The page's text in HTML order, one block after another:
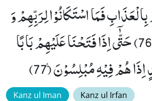
فَمَا اسْتَكَانُوْا لِرَبِّهِمْ وَ
مَا یَتَضَرَّعُوْنَ(76) حَتّٰۤى اِذَا فَتَحْنَا عَلَیْهِمْ بَابًا
هُمْ فِیْهِ مُبْلِسُوْنَ۠ (77)
Kanz ul Iman Kanz ul Irfan